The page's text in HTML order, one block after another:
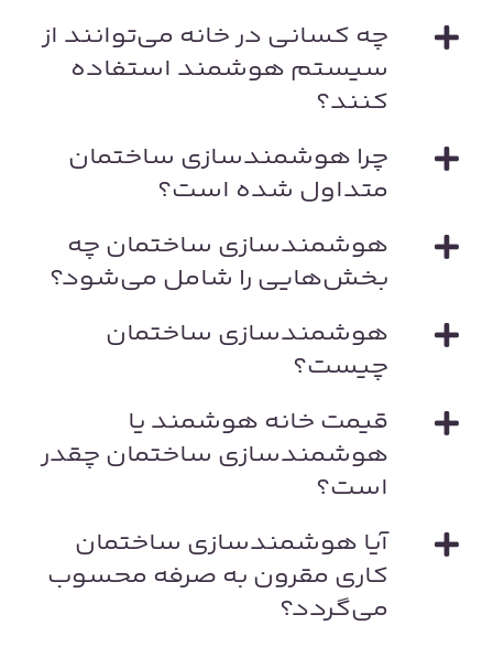
چه کسانی در خانه می‌توانند از
سیستم هوشمند استفاده
کنند؟
چرا هوشمندسازی ساختمان
متداول شده است؟
هوشمندسازی ساختمان چه
بخش‌هایی را شامل می‌شود؟
هوشمندسازی ساختمان
چیست؟
قیمت خانه هوشمند یا
هوشمندسازی ساختمان چقدر
است؟
آیا هوشمندسازی ساختمان
کاری مقرون‌ به‌ صرفه محسوب
می‌گردد؟